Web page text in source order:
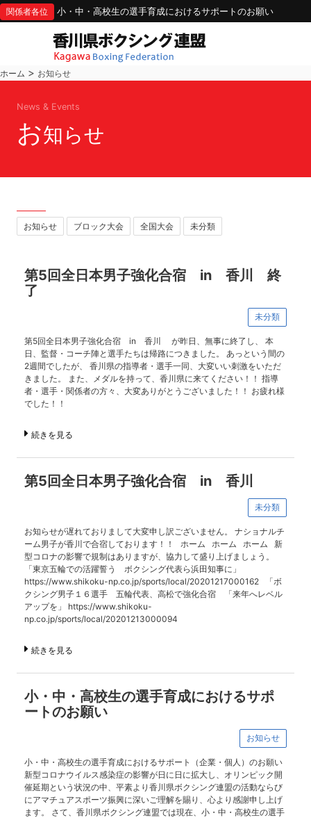
関係者各位 小・中・高校生の選手育成におけるサポートのお願い
ホーム > お知らせ
News & Events
お知らせ
お知らせ ブロック大会 全国大会 未分類
第5回全日本男子強化合宿 in 香川 終
了
未分類
第5回全日本男子強化合宿 in 香川 が昨日、無事に終了し、 本
日、監督・コーチ陣と選手たちは帰路につきました。 あっという間の
2週間でしたが、 香川県の指導者・選手一同、大変いい刺激をいただ
きました。 また、メダルを持って、香川県に来てください！！ 指導
者・選手・関係者の方々、大変ありがとうございました！！ お疲れ様
でした！！
続きを見る
第5回全日本男子強化合宿 in 香川
未分類
お知らせが遅れておりまして大変申し訳ございません。 ナショナルチ
ーム男子が香川で合宿しております！！ ホーム ホーム ホーム 新
型コロナの影響で規制はありますが、協力して盛り上げましょう。
「東京五輪での活躍誓う ボクシング代表ら浜田知事に」
https://www.shikoku-np.co.jp/sports/local/20201217000162 「ボ
クシング男子１６選手 五輪代表、高松で強化合宿 「来年へレベル
アップを」 https://www.shikoku-
np.co.jp/sports/local/20201213000094
続きを見る
小・中・高校生の選手育成におけるサポ
ートのお願い
お知らせ
小・中・高校生の選手育成におけるサポート（企業・個人）のお願い
新型コロナウイルス感染症の影響が日に日に拡大し、オリンピック開
催延期という状況の中、平素より香川県ボクシング連盟の活動ならび
にアマチュアスポーツ振興に深いご理解を賜り、心より感謝申し上げ
ます。 さて、香川県ボクシング連盟では現在、小・中・高校生の選手